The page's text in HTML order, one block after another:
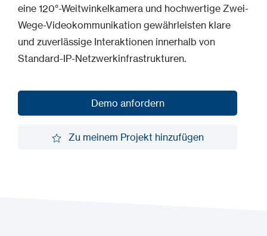
eine 120°-Weitwinkelkamera und hochwertige Zwei-
Wege-Videokommunikation gewährleisten klare
und zuverlässige Interaktionen innerhalb von
Standard-IP-Netzwerkinfrastrukturen.
Demo anfordern
Zu meinem Projekt hinzufügen